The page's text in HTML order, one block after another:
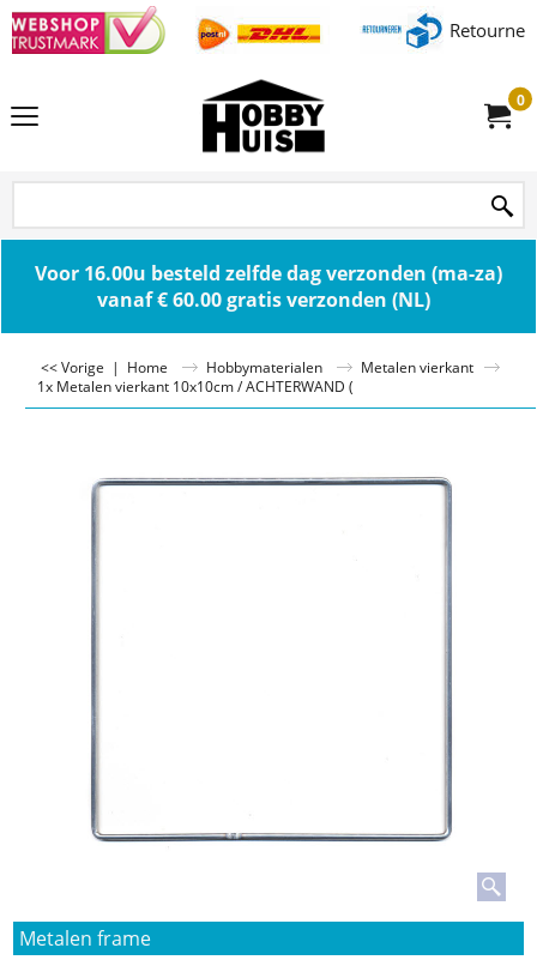
0
Voor 16.00u besteld zelfde dag verzonden (ma-za)
vanaf € 60.00 gratis verzonden (NL)
<< Vorige | Home Hobbymaterialen
Metalen vierkant
1x Metalen vierkant 10x10cm / ACHTERWAND (
Metalen frame